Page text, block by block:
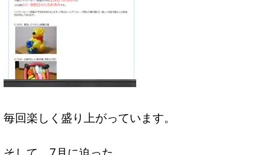
毎回楽しく盛り上がっています。